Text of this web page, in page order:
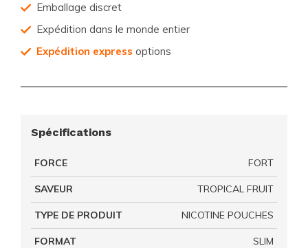
Emballage discret
Expédition dans le monde entier
Expédition express options
Spécifications
FORCE FORT
SAVEUR TROPICAL FRUIT
TYPE DE PRODUIT NICOTINE POUCHES
FORMAT SLIM